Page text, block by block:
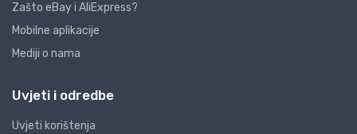
Zašto eBay i AliExpress?
Mobilne aplikacije
Mediji o nama
Uvjeti i odredbe
Uvjeti korištenja